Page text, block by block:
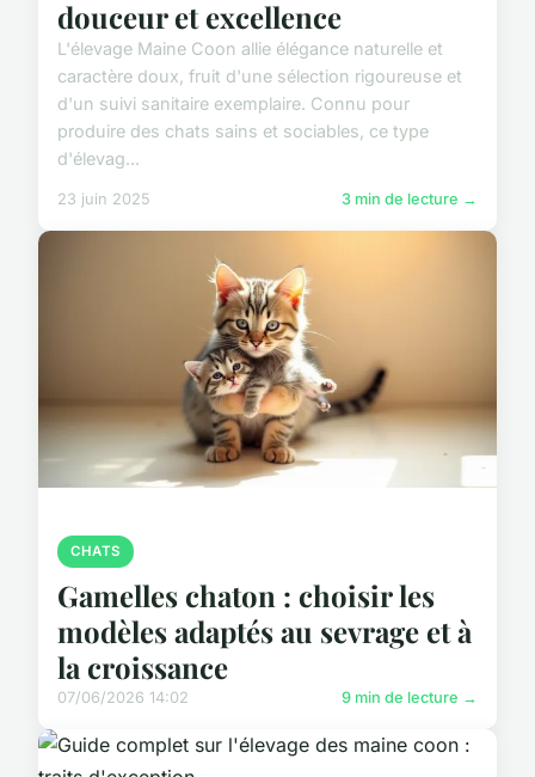
douceur et excellence
L'élevage Maine Coon allie élégance naturelle et
caractère doux, fruit d'une sélection rigoureuse et
d'un suivi sanitaire exemplaire. Connu pour
produire des chats sains et sociables, ce type
d'élevag...
23 juin 2025 3 min de lecture →
CHATS
Gamelles chaton : choisir les
modèles adaptés au sevrage et à
la croissance
07/06/2026 14:02 9 min de lecture →